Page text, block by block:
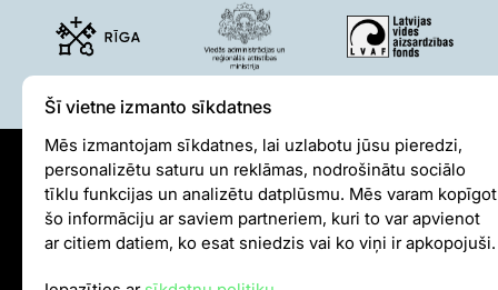
Sīkdatņu politika
Iekšējās kārtības noteikumi
Autortiesības
Šī vietne izmanto sīkdatnes
Mēs izmantojam sīkdatnes, lai uzlabotu jūsu pieredzi,
personalizētu saturu un reklāmas, nodrošinātu sociālo
tīklu funkcijas un analizētu datplūsmu. Mēs varam kopīgot
šo informāciju ar saviem partneriem, kuri to var apvienot
ar citiem datiem, ko esat sniedzis vai ko viņi ir apkopojuši.